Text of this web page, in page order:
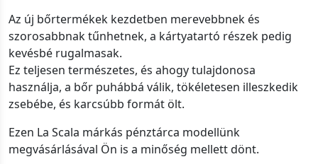
Az új bőrtermékek kezdetben merevebbnek és
szorosabbnak tűnhetnek, a kártyatartó részek pedig
kevésbé rugalmasak.
Ez teljesen természetes, és ahogy tulajdonosa
használja, a bőr puhábbá válik, tökéletesen illeszkedik
zsebébe, és karcsúbb formát ölt.
Ezen La Scala márkás pénztárca modellünk
megvásárlásával Ön is a minőség mellett dönt.